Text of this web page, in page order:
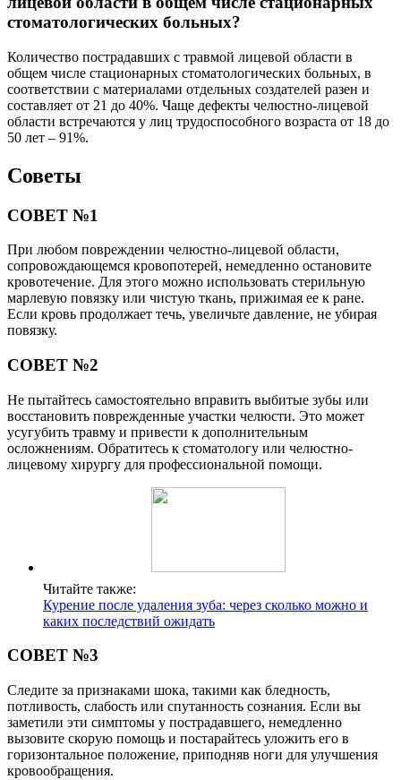
стоматологических больных?
Количество пострадавших с травмой лицевой области в
общем числе стационарных стоматологических больных, в
соответствии с материалами отдельных создателей разен и
составляет от 21 до 40%. Чаще дефекты челюстно-лицевой
области встречаются у лиц трудоспособного возраста от 18 до
50 лет – 91%.
Советы
СОВЕТ №1
При любом повреждении челюстно-лицевой области,
сопровождающемся кровопотерей, немедленно остановите
кровотечение. Для этого можно использовать стерильную
марлевую повязку или чистую ткань, прижимая ее к ране.
Если кровь продолжает течь, увеличьте давление, не убирая
повязку.
СОВЕТ №2
Не пытайтесь самостоятельно вправить выбитые зубы или
восстановить поврежденные участки челюсти. Это может
усугубить травму и привести к дополнительным
осложнениям. Обратитесь к стоматологу или челюстно-
лицевому хирургу для профессиональной помощи.
Читайте также:
Курение после удаления зуба: через сколько можно и
каких последствий ожидать
СОВЕТ №3
Следите за признаками шока, такими как бледность,
потливость, слабость или спутанность сознания. Если вы
заметили эти симптомы у пострадавшего, немедленно
вызовите скорую помощь и постарайтесь уложить его в
горизонтальное положение, приподняв ноги для улучшения
кровообращения.